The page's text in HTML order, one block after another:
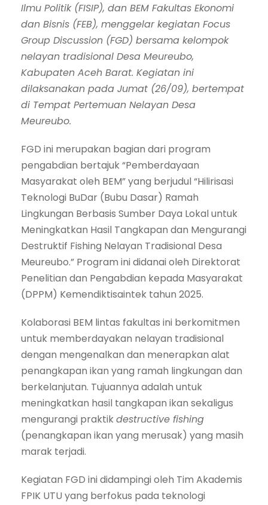
Ilmu Politik (FISIP), dan BEM Fakultas Ekonomi
dan Bisnis (FEB), menggelar kegiatan Focus
Group Discussion (FGD) bersama kelompok
nelayan tradisional Desa Meureubo,
Kabupaten Aceh Barat. Kegiatan ini
dilaksanakan pada Jumat (26/09), bertempat
di Tempat Pertemuan Nelayan Desa
Meureubo.
FGD ini merupakan bagian dari program
pengabdian bertajuk “Pemberdayaan
Masyarakat oleh BEM” yang berjudul “Hilirisasi
Teknologi BuDar (Bubu Dasar) Ramah
Lingkungan Berbasis Sumber Daya Lokal untuk
Meningkatkan Hasil Tangkapan dan Mengurangi
Destruktif Fishing Nelayan Tradisional Desa
Meureubo.” Program ini didanai oleh Direktorat
Penelitian dan Pengabdian kepada Masyarakat
(DPPM) Kemendiktisaintek tahun 2025.
Kolaborasi BEM lintas fakultas ini berkomitmen
untuk memberdayakan nelayan tradisional
dengan mengenalkan dan menerapkan alat
penangkapan ikan yang ramah lingkungan dan
berkelanjutan. Tujuannya adalah untuk
meningkatkan hasil tangkapan ikan sekaligus
mengurangi praktikdestructive fishing
(penangkapan ikan yang merusak) yang masih
marak terjadi.
Kegiatan FGD ini didampingi oleh Tim Akademis
FPIK UTU yang berfokus pada teknologi